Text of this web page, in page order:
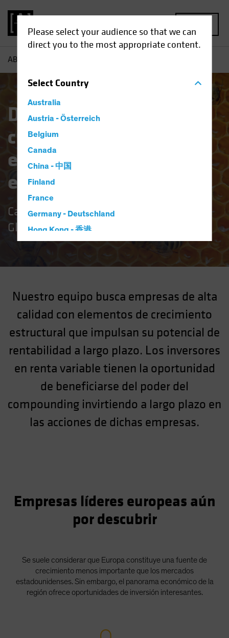
Please select your audience so that we can
direct you to the most appropriate content.
SelectCountry
Australia
Austria - Österreich
Belgium
Canada
China - 中国
Finland
France
Germany - Deutschland
Hong Kong - 香港
Japan - 日本
Latin America
Netherlands
New Zealand
Norway
Other Asia-Pacific
Poland
Portugal
Switzerland
Taiwan - 台灣
US (Non-US Citizens/NRC)
AB
Descubrir el
crecimiento
estructural en
empresas distintivas
Carteras AB European Growth y
Global Growth
Nuestro equipo busca empresas de alta
calidad con elementos de crecimiento
estructural que impulsan su potencial de
rentabilidad a largo plazo. Los inversores
en renta variable tienen la oportunidad
de beneficiarse del poder del
compounding invirtiendo a largo plazo en
las acciones de dichas empresas.
Empresas líderes europeas aún
por descubrir
Se suele considerar que Europa constituye una fuente de
crecimiento menos importante que los mercados
estadounidenses. Sin embargo, el panorama económico de la
región ofrece oportunidades de inversión interesantes.